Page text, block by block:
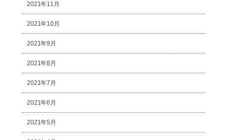
2021年11月
2021年10月
2021年9月
2021年8月
2021年7月
2021年6月
2021年5月